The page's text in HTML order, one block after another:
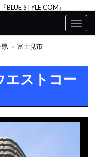
STYLE COM』
県
富士見市
エストコー